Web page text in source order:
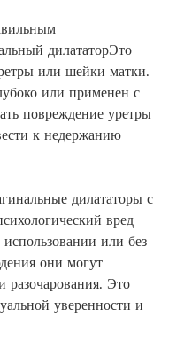
дилататорЭто
или шейки матки.
или применен с
повреждение уретры
к недержанию
дилататоры с
вред
или без
они могут
разочарования. Это
уверенности и